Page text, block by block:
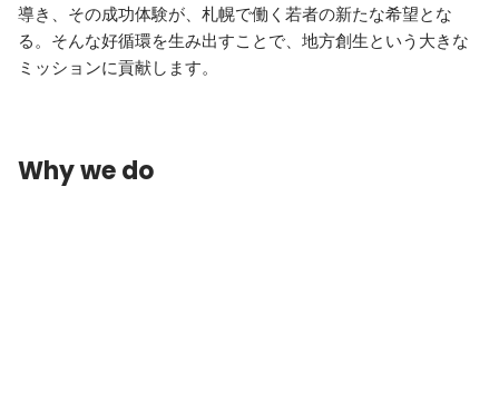
導き、その成功体験が、札幌で働く若者の新たな希望とな
る。そんな好循環を生み出すことで、地方創生という大きな
ミッションに貢献します。
Why we do